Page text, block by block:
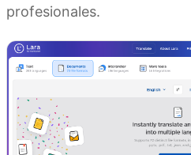
profesionales.